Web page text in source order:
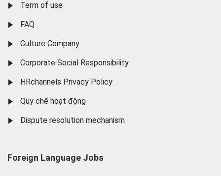
Term of use
FAQ
Culture Company
Corporate Social Responsibility
HRchannels Privacy Policy
Quy chế hoạt động
Dispute resolution mechanism
Foreign Language Jobs